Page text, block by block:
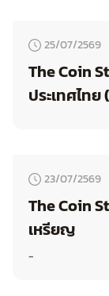
25/07/2569
The Coin
ประเทศไท
23/07/2569
The Coin
เหรียญ
-